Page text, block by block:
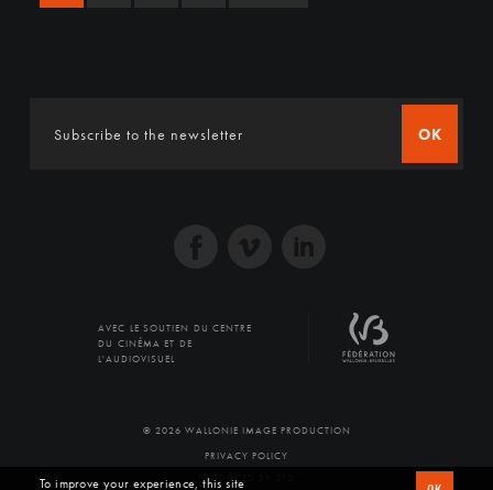
OK
AVEC LE SOUTIEN DU CENTRE
DU CINÉMA ET DE
L'AUDIOVISUEL
© 2026 WALLONIE IMAGE PRODUCTION
PRIVACY POLICY
PRODUCED BY SFD
To improve your experience, this site